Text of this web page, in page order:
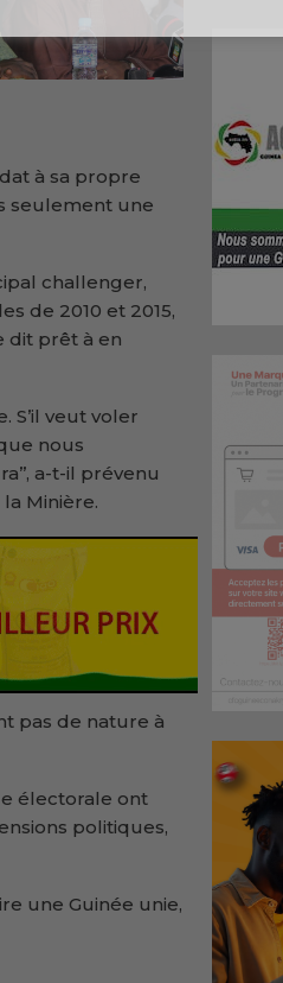
à sa propre
seulement une
challenger,
de 2010 et 2015,
dit prêt à en
S’il veut voler
nous
a-t-il prévenu
Minière.
pas de nature à
électorale ont
politiques,
une Guinée unie,